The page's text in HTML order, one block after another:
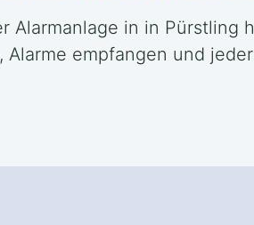
Alarmanlage in in Pürstling
Alarme empfangen und